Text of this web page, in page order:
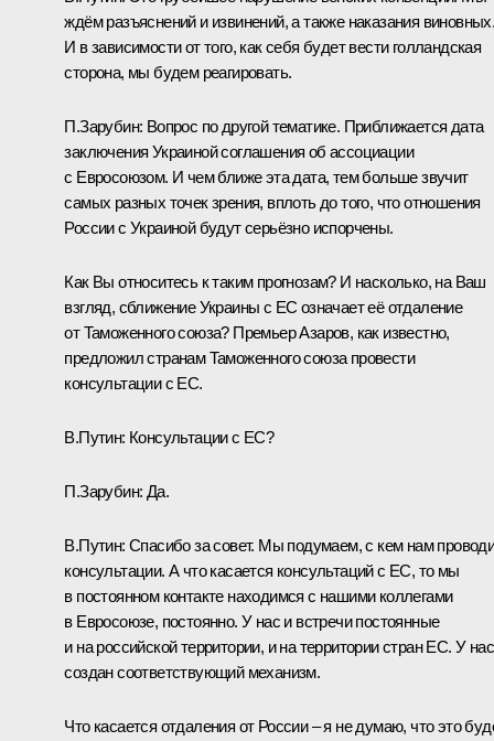
ждём разъяснений и извинений, а также наказания
И в зависимости от того, как себя будет вести голландская
сторона, мы будем реагировать.
П.Зарубин: Вопрос по другой тематике. Приближается дата
заключения Украиной соглашения об ассоциации
с Евросоюзом. И чем ближе эта дата, тем больше звучит
самых разных точек зрения, вплоть до того, что отношения
России с Украиной будут серьёзно испорчены.
Как Вы относитесь к таким прогнозам? И насколько, на Ваш
взгляд, сближение Украины с ЕС означает её отдаление
от Таможенного союза? Премьер Азаров, как известно,
предложил странам Таможенного союза провести
консультации с ЕС.
В.Путин: Консультации с ЕС?
П.Зарубин: Да.
В.Путин: Спасибо за совет. Мы подумаем, с кем нам
консультации. А что касается консультаций с ЕС, то мы
в постоянном контакте находимся с нашими коллегами
в Евросоюзе, постоянно. У нас и встречи постоянные
и на российской территории, и на территории стран ЕС. У нас
создан соответствующий механизм.
Что касается отдаления от России – я не думаю, что это